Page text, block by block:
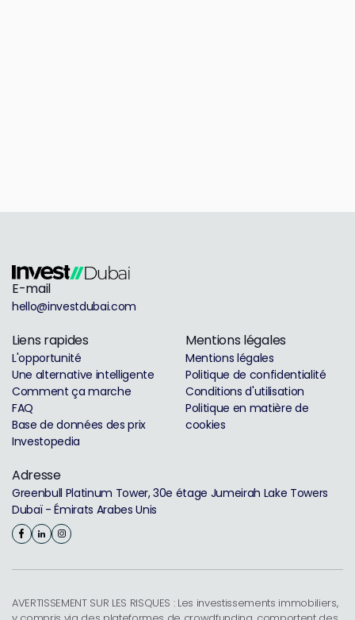
E-mail
hello@investdubai.com
Liens rapides
L'opportunité
Une alternative intelligente
Comment ça marche
FAQ
Base de données des prix
Investopedia
Mentions légales
Mentions légales
Politique de confidentialité
Conditions d'utilisation
Politique en matière de
cookies
Adresse
Greenbull Platinum Tower, 30e étage Jumeirah Lake Towers
Dubaï - Émirats Arabes Unis
AVERTISSEMENT SUR LES RISQUES : Les investissements immobiliers,